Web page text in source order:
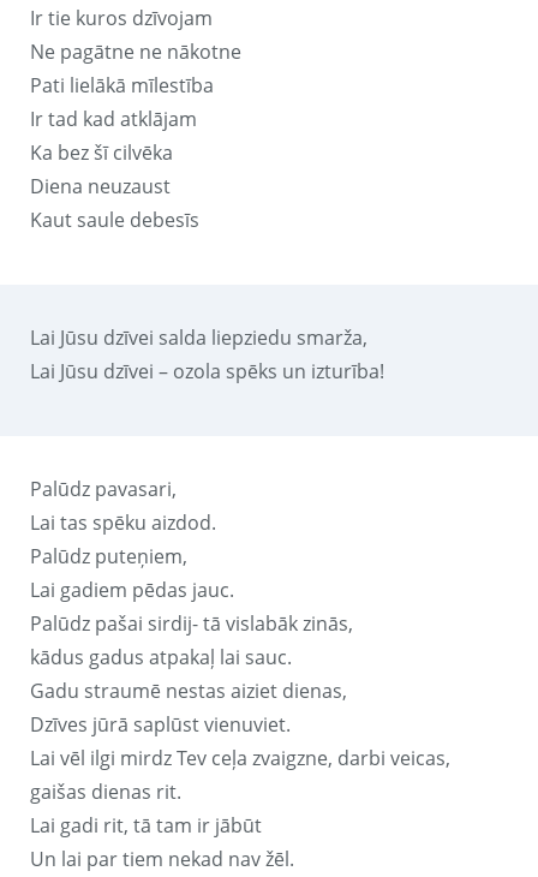
Ir tie kuros dzīvojam
Ne pagātne ne nākotne
Pati lielākā mīlestība
Ir tad kad atklājam
Ka bez šī cilvēka
Diena neuzaust
Kaut saule debesīs
Lai Jūsu dzīvei salda liepziedu smarža,
Lai Jūsu dzīvei – ozola spēks un izturība!
Palūdz pavasari,
Lai tas spēku aizdod.
Palūdz puteņiem,
Lai gadiem pēdas jauc.
Palūdz pašai sirdij- tā vislabāk zinās,
kādus gadus atpakaļ lai sauc.
Gadu straumē nestas aiziet dienas,
Dzīves jūrā saplūst vienuviet.
Lai vēl ilgi mirdz Tev ceļa zvaigzne, darbi veicas,
gaišas dienas rit.
Lai gadi rit, tā tam ir jābūt
Un lai par tiem nekad nav žēl.